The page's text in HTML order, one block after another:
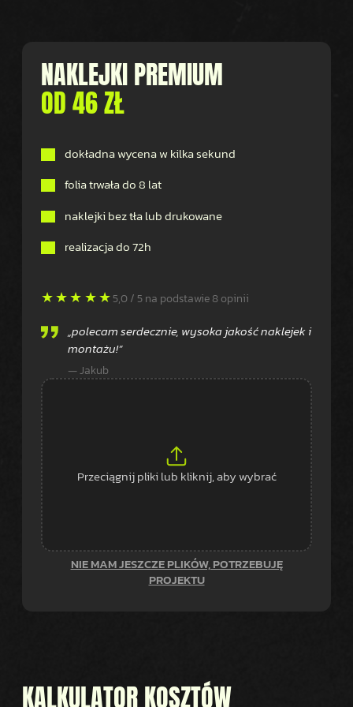
NAKLEJKI PREMIUM
OD 46 ZŁ
dokładna wycena w kilka sekund
folia trwała do 8 lat
naklejki bez tła lub drukowane
realizacja do 72h
★★★★★Ocena 5 na 5 gwiazdek
5,0 / 5 na podstawie 8 opinii
„polecam serdecznie, wysoka jakość naklejek i
montażu!”
— Jakub
Przeciągnij pliki lub kliknij, aby wybrać
NIE MAM JESZCZE PLIKÓW, POTRZEBUJĘ
PROJEKTU
KALKULATOR KOSZTÓW